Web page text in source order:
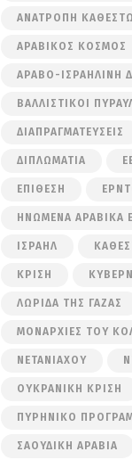
ΑΝΑΤΡΟΠΉ
ΑΡΑΒΙΚΌΣ ΚΌΣΜΟΣ
ΑΡΑΒΟ-ΙΣΡΑΗΛΙΝΉ
ΒΑΛΛΙΣΤΙΚΟΊ
ΔΙΑΠΡΑΓΜΑΤΕΎΣΕΙΣ
ΔΙΠΛΩΜΑΤΊΑ
ΕΠΊΘΕΣΗ
ΗΝΩΜΈΝΑ ΑΡΑΒΙΚΆ
ΙΣΡΑΉΛ
ΚΡΊΣΗ
ΛΩΡΊΔΑ ΤΗΣ ΓΆΖΑΣ
ΜΟΝΑΡΧΊΕΣ ΤΟΥ
ΝΕΤΑΝΙΆΧΟΥ
ΟΥΚΡΑΝΙΚΉ ΚΡΊΣΗ
ΠΥΡΗΝΙΚΌ
ΣΑΟΥΔΙΚΉ ΑΡΑΒΊΑ